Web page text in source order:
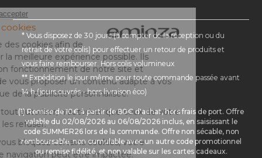
DEUTSCHLAND
NEDERLAND
SUISSE
DANMARK
* Vous disposez de 30 jours (à compter de la réception ou du
retrait de votre colis) pour effectuer un retour de produits et
vous faire rembourser. Hors colis volumineux
** Expédition le jour même pour toute commande passée avant
14 h (jours ouvrés - hors livraison éco)
(1) Remise de 10€ à partir de 80€ d'achat, hors frais de port. Offre
valable du 02/08/2026 au 06/08/2026 inclus, en saisissant le
code SUMMER26 lors de la commande. Offre non sécable, non
remboursable, non cumulable avec un autre code promotionnel
ou remise fidélité, et non valable sur les cartes cadeaux.